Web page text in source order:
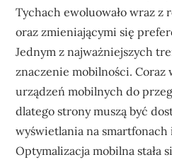
Tychach ewoluowało wraz z
oraz zmieniającymi się
Jednym z najważniejszych
znaczenie mobilności. Coraz
urządzeń mobilnych do
dlatego strony muszą być
wyświetlania na smartfonach
Optymalizacja mobilna stała